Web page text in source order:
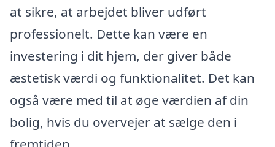
at sikre, at arbejdet bliver udført
professionelt. Dette kan være en
investering i dit hjem, der giver både
æstetisk værdi og funktionalitet. Det kan
også være med til at øge værdien af din
bolig, hvis du overvejer at sælge den i